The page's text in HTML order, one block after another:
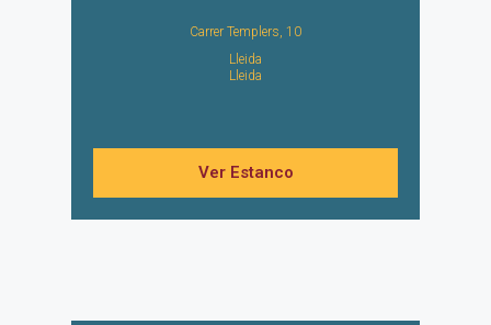
Carrer Templers, 10
Lleida
Lleida
Ver Estanco